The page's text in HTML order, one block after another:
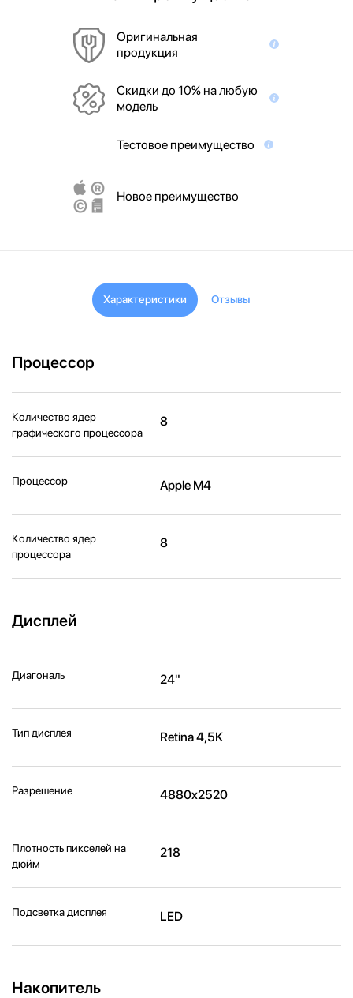
Оригинальная
продукция
Скидки до 10% на любую
модель
Тестовое преимущество
Новое преимущество
Характеристики Отзывы
Процессор
Количество ядер
графического процессора
8
Процессор Apple M4
Количество ядер
процессора
8
Дисплей
Диагональ 24"
Тип дисплея Retina 4,5K
Разрешение 4880x2520
Плотность пикселей на
дюйм
218
Подсветка дисплея LED
Накопитель